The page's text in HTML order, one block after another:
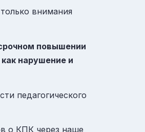
внимания
повышении
нарушение и
педагогического
о КПК через наше